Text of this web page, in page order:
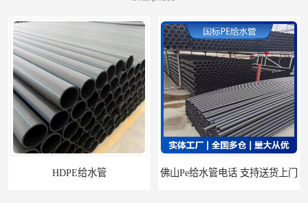
佛山Pe给水管电话 支持送货上门